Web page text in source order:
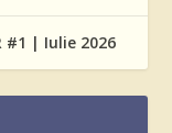
#1 | Iulie 2026